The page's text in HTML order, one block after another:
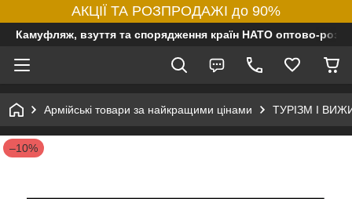
АКЦІЇ ТА РОЗПРОДАЖІ до 90%
Камуфляж, взуття та спорядження країн НАТО оптово-
Армійські товари за найкращими цінами ТУРІЗМ І
–10%